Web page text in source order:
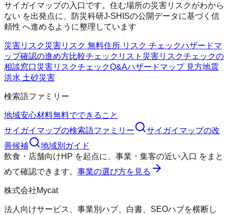
サイガイマップの入口です。住む場所の災害リスクがわから
ない を出発点に、防災科研J-SHISの公開データに基づく信
頼性 へ進めるように整理しています
災害リスク災害リスク 無料住所 リスク チェックハザードマ
ップ確認の進め方比較チェックリスト 災害リスクチェックの
相談窓口災害リスクチェックQ&Aハザードマップ 見方地震
洪水 土砂災害
検索語ファミリー
地域安心材料無料でできること
サイガイマップの検索語ファミリー サイガイマップの改
善候補
地域別ガイド
飲食・店舗向けHP を起点に、 事業・集客の近い入口 をまと
めて確認できます。 事業の選び方を見る
株式会社Mycat
法人向けサービス、事業別ハブ、白書、SEOハブを横断し